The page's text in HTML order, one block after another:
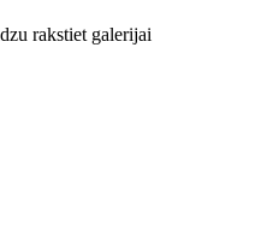
rakstiet galerijai